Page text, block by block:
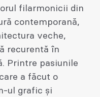
filarmonicii din
contemporană,
veche,
recurentă în
Printre pasiunile
a făcut o
ul grafic și